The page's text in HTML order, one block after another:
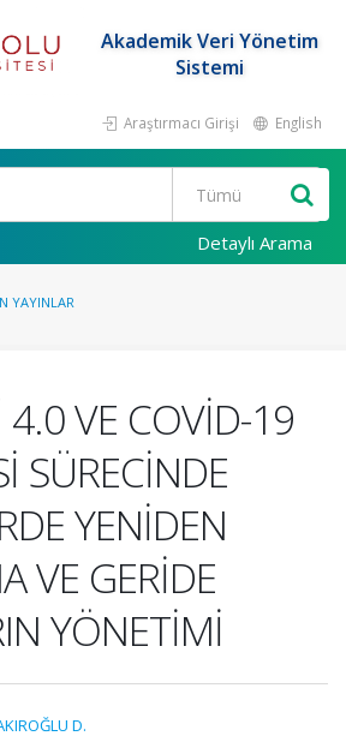
Akademik Veri Yönetim
Sistemi
Araştırmacı Girişi English
Detaylı Arama
YAYINLAR
4.0 VE COVİD-19
SÜRECİNDE
YENİDEN
VE GERİDE
YÖNETİMİ
D.